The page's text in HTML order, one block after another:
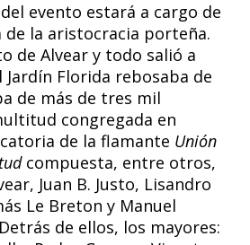
evento estará a cargo de
de la aristocracia porteña.
de Alvear y todo salió a
Jardín Florida rebosaba de
de más de tres mil
congregada en
de la flamante Unión
compuesta, entre otros,
Juan B. Justo, Lisandro
Le Breton y Manuel
de ellos, los mayores: